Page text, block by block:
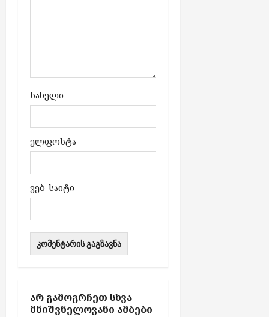
სახელი
ელფოსტა
ვებ-საიტი
ᲐᲠ ᲒᲐᲛᲝᲒᲠᲩᲔᲗ ᲡᲮᲕᲐ
ᲛᲜᲘᲨᲕᲜᲔᲚᲝᲕᲐᲜᲘ ᲐᲛᲑᲔᲑᲘ